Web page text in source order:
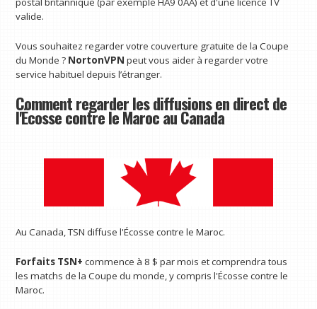
valide.
Vous souhaitez regarder votre couverture gratuite de la Coupe
du Monde ? NortonVPN peut vous aider à regarder votre
service habituel depuis l’étranger.
Comment regarder les diffusions en direct de
l'Écosse contre le Maroc au Canada
Au Canada, TSN diffuse l'Écosse contre le Maroc.
Forfaits TSN+ commence à 8 $ par mois et comprendra tous
les matchs de la Coupe du monde, y compris l'Écosse contre le
Maroc.